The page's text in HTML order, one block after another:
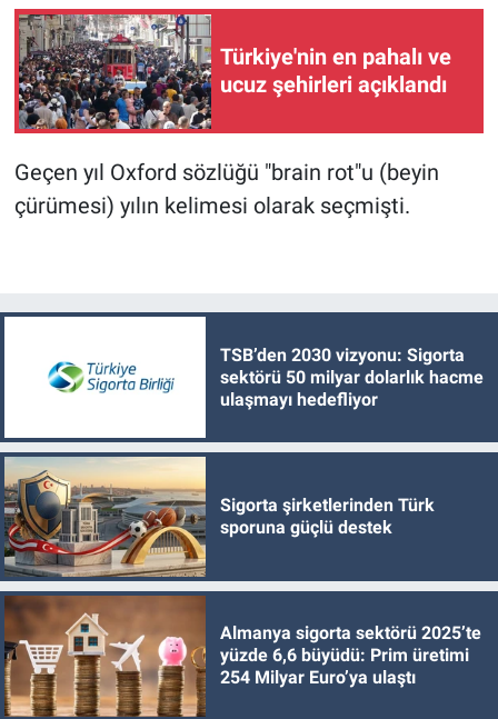
Türkiye'nin en pahalı ve
ucuz şehirleri açıklandı
Geçen yıl Oxford sözlüğü "brain rot"u (beyin
çürümesi) yılın kelimesi olarak seçmişti.
TSB’den 2030 vizyonu: Sigorta
sektörü 50 milyar dolarlık hacme
ulaşmayı hedefliyor
Sigorta şirketlerinden Türk
sporuna güçlü destek
Almanya sigorta sektörü 2025’te
yüzde 6,6 büyüdü: Prim üretimi
254 Milyar Euro’ya ulaştı